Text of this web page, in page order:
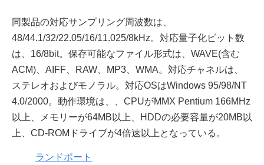
同製品の対応サンプリング周波数は、
48/44.1/32/22.05/16/11.025/8kHz。対応量子化ビット数
は、16/8bit。保存可能なファイル形式は、WAVE(含む
ACM)、AIFF、RAW、MP3、WMA。対応チャネルは、
ステレオおよびモノラル。対応OSはWindows 95/98/NT
4.0/2000。動作環境は、、CPUがMMX Pentium 166MHz
以上、メモリーが64MB以上、HDDの必要容量が20MB以
上、CD-ROMドライブが4倍速以上となっている。
ランドポート